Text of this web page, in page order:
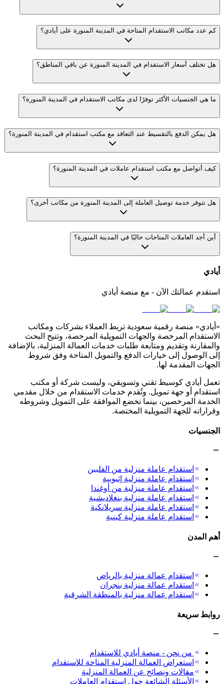
كم عدد مكاتب الاستقدام المتاحة في المدينة المنورة على أيادي؟
هل تختلف أسعار الاستقدام في المدينة المنورة عن باقي المناطق؟
ما هي الجنسيات الأكثر توفرًا لدى مكاتب الاستقدام في المدينة المنورة؟
هل يمكن الدفع بالتقسيط عند التعاقد مع مكتب استقدام في المدينة المنورة؟
كيف أتواصل مع مكتب استقدام عاملات في المدينة المنورة؟
هل تتوفر خدمة توصيل العاملة إلى المدينة المنورة من مكاتب أخرى؟
أين أجد العاملات المتاحات حاليًا في المدينة المنورة؟
أيادي
استقدم عمالتك الآن - مع منصة أيادي
«أيادي» منصة رقمية سعودية تربط العملاء بشركات ومكاتب
الاستقدام المرخصة والجهات التمويلية المرخصة، وتتيح البحث
والمقارنة وتقديم ومتابعة طلبات خدمات العمالة المنزلية، بالإضافة
إلى الوصول إلى خيارات الدفع والتمويل المتاحة وفق شروط
الجهات المقدمة لها.
تعمل أيادي كوسيط تقني وتسويقي، وليست شركة أو مكتب
استقدام أو جهة تمويل. وتُقدم خدمات الاستقدام من خلال مقدمي
الخدمة المرخصين، بينما تخضع الموافقة على التمويل وشروطه
وقراراته للجهة التمويلية المختصة.
الجنسيات
استقدام عاملة منزلية من الفلبين
استقدام عاملة منزلية إثيوبية
استقدام عاملة منزلية من أوغندا
استقدام عاملة منزلية بنغلاديشية
استقدام عاملة منزلية سريلانكية
استقدام عاملة منزلية كينية
أهم المدن
استقدام عمالة منزلية بالرياض
استقدام عمالة منزلية بنجران
استقدام عمالة منزلية بالمنطقة الشرقية
روابط سريعة
من نحن - منصة أيادي للاستقدام
استعراض العمالة المنزلية المتاحة للاستقدام
مقالات ونصائح عن العمالة المنزلية
الأسئلة الشائعة حول استقدام العاملات